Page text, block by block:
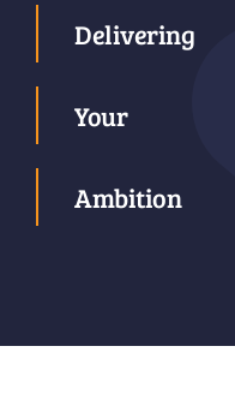
Delivering
Your
Ambition